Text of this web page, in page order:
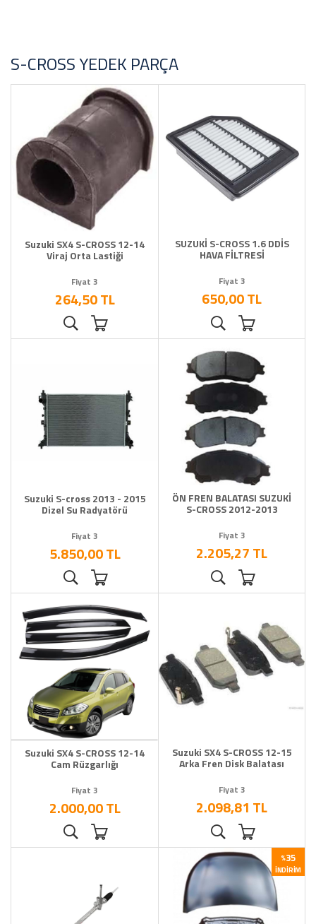
S-CROSS YEDEK PARÇA
Suzuki SX4 S-CROSS 12-14
Viraj Orta Lastiği
Fiyat 3
264,50 TL
SUZUKİ S-CROSS 1.6 DDİS
HAVA FİLTRESİ
Fiyat 3
650,00 TL
Suzuki S-cross 2013 - 2015
Dizel Su Radyatörü
Fiyat 3
5.850,00 TL
ÖN FREN BALATASI SUZUKİ
S-CROSS 2012-2013
Fiyat 3
2.205,27 TL
Suzuki SX4 S-CROSS 12-14
Cam Rüzgarlığı
Fiyat 3
2.000,00 TL
Suzuki SX4 S-CROSS 12-15
Arka Fren Disk Balatası
Fiyat 3
2.098,81 TL
%35
İNDIRIM